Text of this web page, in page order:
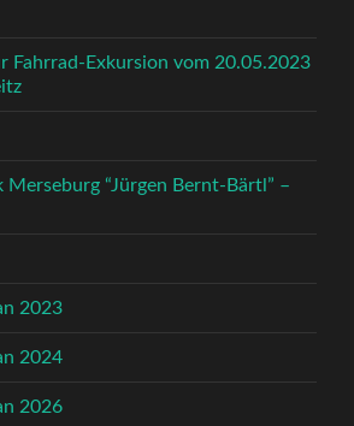
Fahrrad-Exkursion vom 20.05.2023
“Jürgen Bernt-Bärtl” –
2023
2024
2026